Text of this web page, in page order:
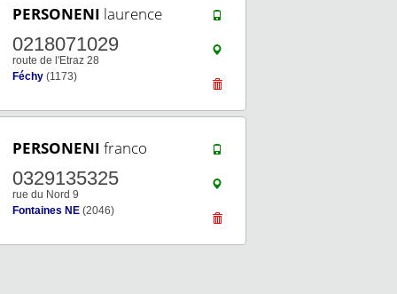
PERSONENI laurence
0218071029
route de l'Etraz 28
Féchy (1173)
PERSONENI franco
0329135325
rue du Nord 9
Fontaines NE (2046)